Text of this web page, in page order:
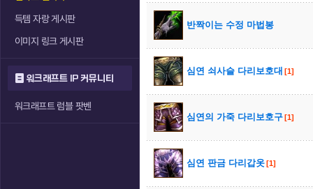
득템 자랑 게시판
이미지 링크 게시판
워크래프트 IP 커뮤니티
워크래프트 럼블 팟벤
반짝이는 수정 마법봉
심연 쇠사슬 다리보호대 [1]
심연의 가죽 다리보호구[1]
심연 판금 다리갑옷[1]